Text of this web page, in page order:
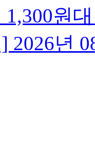
1,300원
2026년